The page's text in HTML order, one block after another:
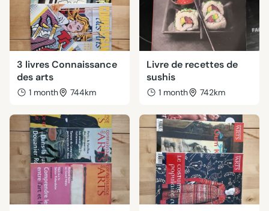
3 livres Connaissance
des arts
1 month 744km
Livre de recettes de
sushis
1 month 742km